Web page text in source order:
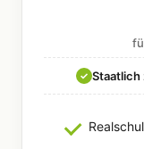
✓ Staatlich